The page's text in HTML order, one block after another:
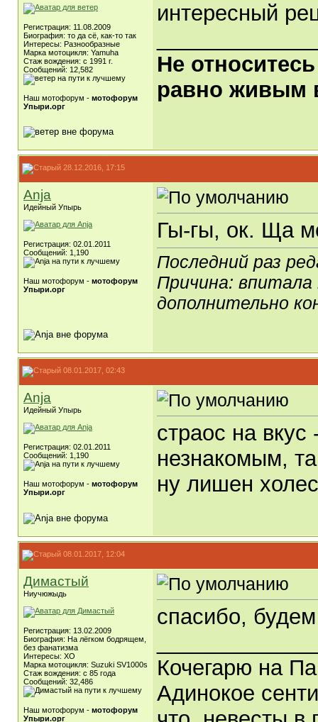
Регистрация: 11.08.2009
Биография: то да сё, как-то так
Интересы: Разнообразные
Марка мотоцикля: Yamuha
Стаж вождения: с 1991 г.
Сообщений: 12,582
Наш мотофорум - мотофорум
Упыри.орг
интересный
Не
равно живым
28.12.2016, 17:15
Anja
Идейный Упырь
Регистрация: 02.01.2011
Сообщений: 1,190
Наш мотофорум - мотофорум
Упыри.орг
Гы-гы, ок. Ща
Последний раз
Причина: впитала
дополнительно
08.01.2017, 02:43
Anja
Идейный Упырь
Регистрация: 02.01.2011
Сообщений: 1,190
Наш мотофорум - мотофорум
Упыри.орг
страос на вкус
незнакомым,
ну лишен
08.01.2017, 12:04
Димастый
Ниучюжыдь
Регистрация: 13.02.2009
Биография: На лёгком бодрящем,
без фанатизма
Интересы: ХО
Марка мотоцикля: Suzuki SV1000s
Стаж вождения: с 85 года
Сообщений: 32,486
Наш мотофорум - мотофорум
Упыри.орг
спасибо,
Кочегарю на
Адинокое